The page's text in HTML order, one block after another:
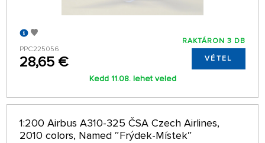
PPC225056
28,65 €
RAKTÁRON 3 DB
VÉTEL
Kedd 11.08. lehet veled
1:200 Airbus A310-325 ČSA Czech Airlines,
2010 colors, Named ″Frýdek-Místek″